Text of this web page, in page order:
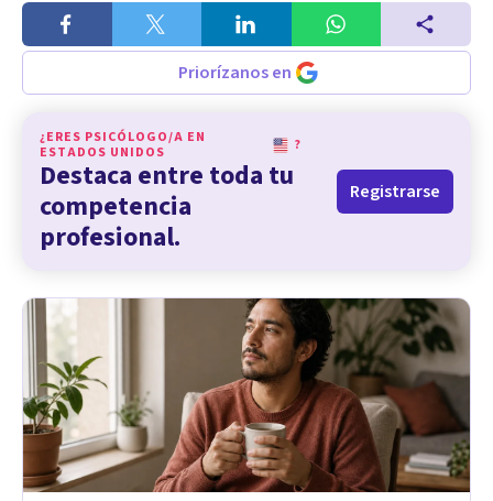
Priorízanos en
¿ERES PSICÓLOGO/A EN
ESTADOS UNIDOS
?
Destaca entre toda tu
competencia
profesional.
Registrarse